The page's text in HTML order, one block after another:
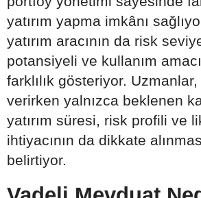
yatırım yapma imkânı
yatırım aracının da risk
potansiyeli ve kullanım
farklılık gösteriyor. Uzmanlar,
verirken yalnızca beklenen
yatırım süresi, risk profili ve
ihtiyacının da dikkate
belirtiyor.